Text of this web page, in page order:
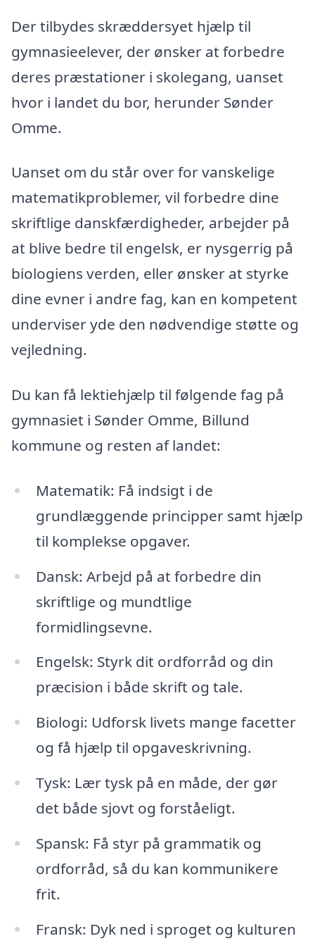
Der tilbydes skræddersyet hjælp til
gymnasieelever, der ønsker at forbedre
deres præstationer i skolegang, uanset
hvor i landet du bor, herunder Sønder
Omme.
Uanset om du står over for vanskelige
matematikproblemer, vil forbedre dine
skriftlige danskfærdigheder, arbejder på
at blive bedre til engelsk, er nysgerrig på
biologiens verden, eller ønsker at styrke
dine evner i andre fag, kan en kompetent
underviser yde den nødvendige støtte og
vejledning.
Du kan få lektiehjælp til følgende fag på
gymnasiet i Sønder Omme, Billund
kommune og resten af landet:
Matematik: Få indsigt i de
grundlæggende principper samt hjælp
til komplekse opgaver.
Dansk: Arbejd på at forbedre din
skriftlige og mundtlige
formidlingsevne.
Engelsk: Styrk dit ordforråd og din
præcision i både skrift og tale.
Biologi: Udforsk livets mange facetter
og få hjælp til opgaveskrivning.
Tysk: Lær tysk på en måde, der gør
det både sjovt og forståeligt.
Spansk: Få styr på grammatik og
ordforråd, så du kan kommunikere
frit.
Fransk: Dyk ned i sproget og kulturen